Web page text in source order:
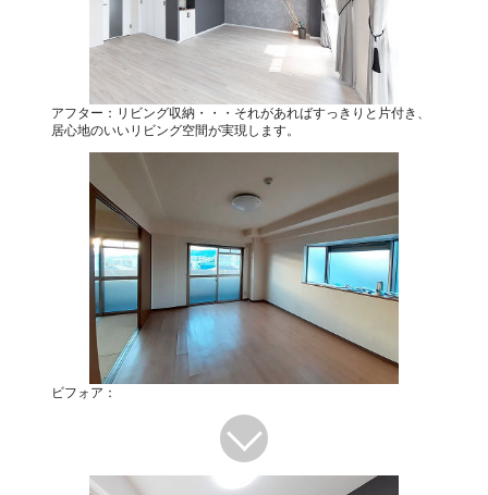
アフター：リビング収納・・・それがあればすっきりと片付き、
居心地のいいリビング空間が実現します。
ビフォア：